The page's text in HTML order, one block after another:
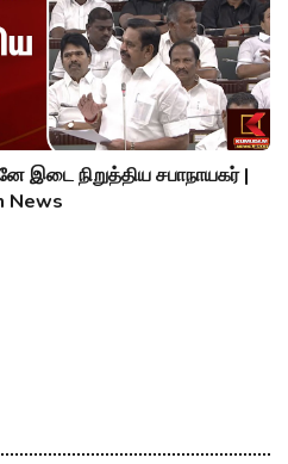
இடை நிறுத்திய சபாநாயகர் |
News